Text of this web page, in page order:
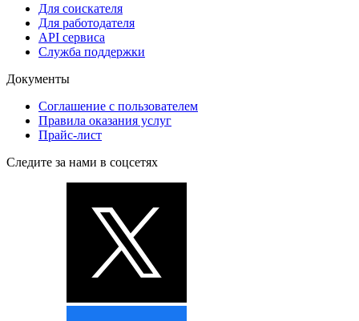
Для соискателя
Для работодателя
API сервиса
Служба поддержки
Документы
Соглашение с пользователем
Правила оказания услуг
Прайс-лист
Следите за нами в соцсетях